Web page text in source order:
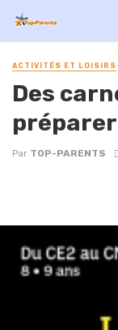
ACTIVITÉS ET LOISIRS
Des
Par TOP-PARENTS